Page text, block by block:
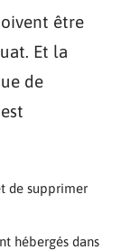
être
Et la
de
de supprimer
hébergés dans